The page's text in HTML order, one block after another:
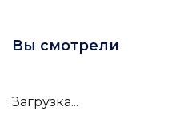
Вы смотрели
Загрузка...